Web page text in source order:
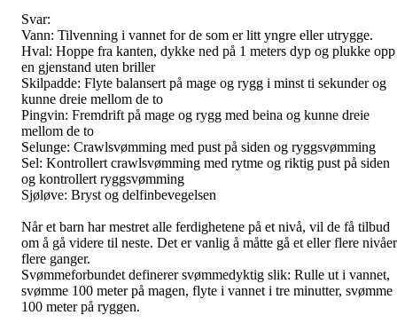
Svar:
Vann: Tilvenning i vannet for de som er litt yngre eller utrygge.
Hval: Hoppe fra kanten, dykke ned på 1 meters dyp og plukke opp
en gjenstand uten briller
Skilpadde: Flyte balansert på mage og rygg i minst ti sekunder og
kunne dreie mellom de to
Pingvin: Fremdrift på mage og rygg med beina og kunne dreie
mellom de to
Selunge: Crawlsvømming med pust på siden og ryggsvømming
Sel: Kontrollert crawlsvømming med rytme og riktig pust på siden
og kontrollert ryggsvømming
Sjøløve: Bryst og delfinbevegelsen
Når et barn har mestret alle ferdighetene på et nivå, vil de få tilbud
om å gå videre til neste. Det er vanlig å måtte gå et eller flere nivåer
flere ganger.
Svømmeforbundet definerer svømmedyktig slik: Rulle ut i vannet,
svømme 100 meter på magen, flyte i vannet i tre minutter, svømme
100 meter på ryggen.